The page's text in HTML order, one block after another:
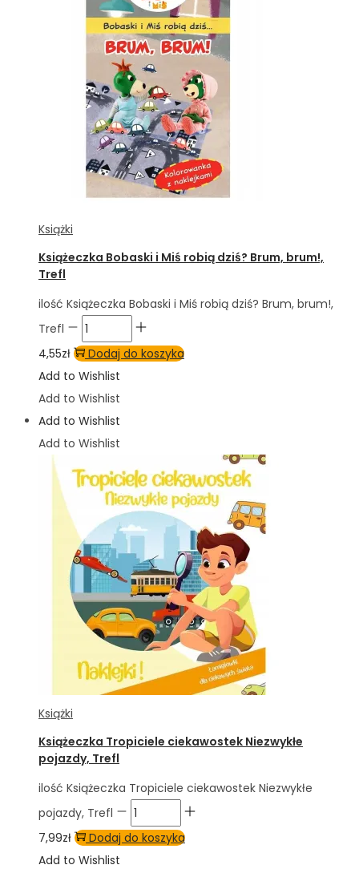
Książki
Książeczka Bobaski i Miś robią dziś? Brum, brum!,
Trefl
ilość Książeczka Bobaski i Miś robią dziś? Brum, brum!,
Trefl
4,55zł
Dodaj do koszyka
Add to Wishlist
Add to Wishlist
Add to Wishlist
Add to Wishlist
Książki
Książeczka Tropiciele ciekawostek Niezwykłe
pojazdy, Trefl
ilość Książeczka Tropiciele ciekawostek Niezwykłe
pojazdy, Trefl
7,99zł
Dodaj do koszyka
Add to Wishlist